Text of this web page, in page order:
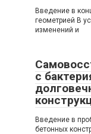
Введение в
геометрией В
изменений и
с
Введение в
бетонных